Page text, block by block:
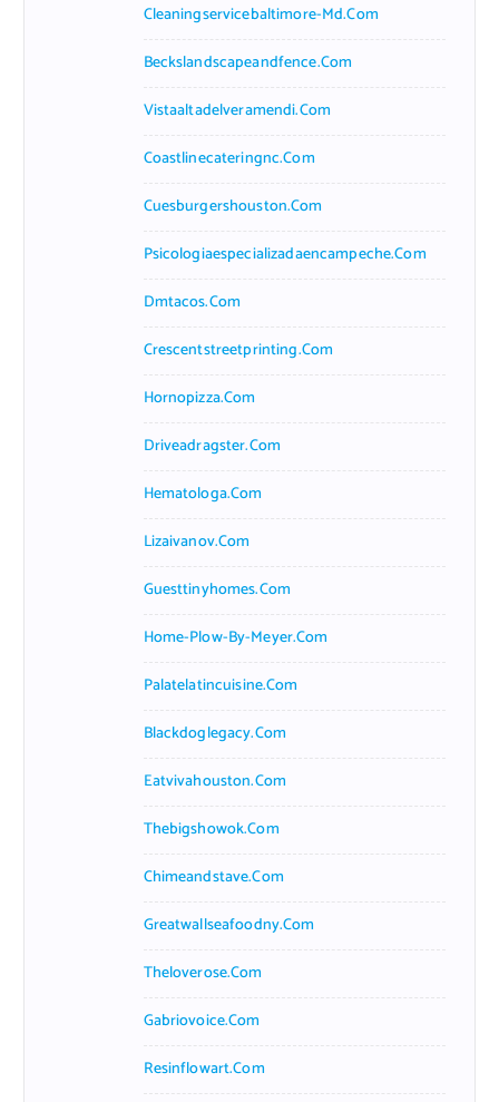
Cleaningservicebaltimore-Md.com
Beckslandscapeandfence.com
Vistaaltadelveramendi.com
Coastlinecateringnc.com
Cuesburgershouston.com
Psicologiaespecializadaencampeche.com
Dmtacos.com
Crescentstreetprinting.com
Hornopizza.com
Driveadragster.com
Hematologa.com
Lizaivanov.com
Guesttinyhomes.com
Home-Plow-By-Meyer.com
Palatelatincuisine.com
Blackdoglegacy.com
Eatvivahouston.com
Thebigshowok.com
Chimeandstave.com
Greatwallseafoodny.com
Theloverose.com
Gabriovoice.com
Resinflowart.com